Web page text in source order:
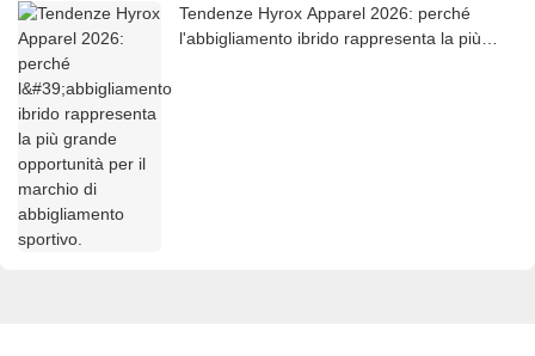
Tendenze Hyrox Apparel 2026: perché
l'abbigliamento ibrido rappresenta la più